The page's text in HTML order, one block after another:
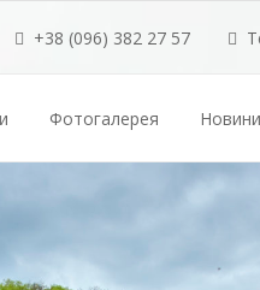
+38 (096) 382 27 57
Фотогалерея Новини